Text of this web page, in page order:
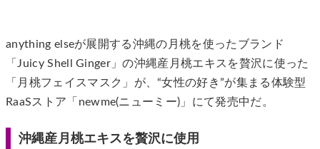
anything elseが展開する沖縄の月桃を使ったブランド
「Juicy Shell Ginger」の沖縄産月桃エキスを贅沢に使った
「月桃フェイスマスク」が、“女性の好き”が集まる体験型
RaaSストア「newme(ニューミー)」にて発売中だ。
沖縄産月桃エキスを贅沢に使用